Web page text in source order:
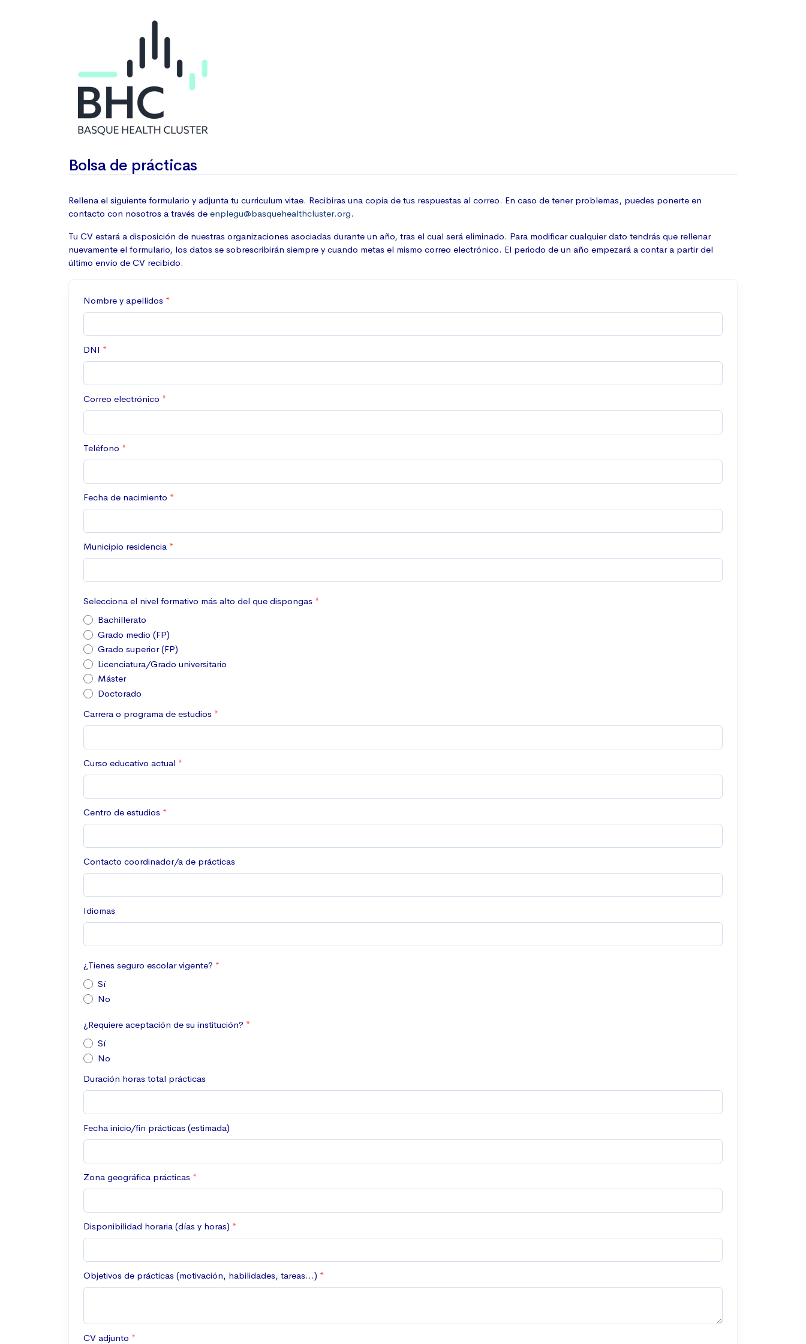
Bolsa de prácticas
Rellena el siguiente formulario y adjunta tu curriculum vitae. Recibiras una copia de tus respuestas al correo. En caso de tener problemas, puedes ponerte en
contacto con nosotros a través de enplegu@basquehealthcluster.org.
Tu CV estará a disposición de nuestras organizaciones asociadas durante un año, tras el cual será eliminado. Para modificar cualquier dato tendrás que rellenar
nuevamente el formulario, los datos se sobrescribirán siempre y cuando metas el mismo correo electrónico. El periodo de un año empezará a contar a partir del
último envío de CV recibido.
Nombre y apellidos
DNI
Correo electrónico
Teléfono
Fecha de nacimiento
Municipio residencia
Selecciona el nivel formativo más alto del que dispongas
Bachillerato
Grado medio (FP)
Grado superior (FP)
Licenciatura/Grado universitario
Máster
Doctorado
Carrera o programa de estudios
Curso educativo actual
Centro de estudios
Contacto coordinador/a de prácticas
Idiomas
¿Tienes seguro escolar vigente?
Sí
No
¿Requiere aceptación de su institución?
Sí
No
Duración horas total prácticas
Fecha inicio/fin prácticas (estimada)
Zona geográfica prácticas
Disponibilidad horaria (días y horas)
Objetivos de prácticas (motivación, habilidades, tareas...)
CV adjunto